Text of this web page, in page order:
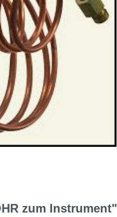
& Sprite
Rover TR etc
zum Instrument"